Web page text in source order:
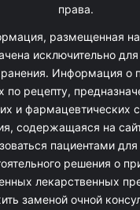
права.
размещенная на
исключительно
Информация о
по рецепту,
и фармацевтических
содержащаяся на
пациентами для
решения о
лекарственных
заменой очной